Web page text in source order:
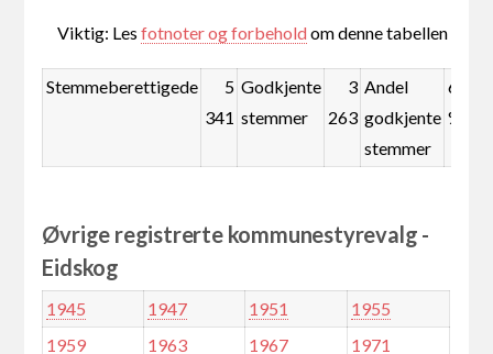
Viktig: Lesfotnoter og forbeholdom denne tabellen
Stemmeberettigede
5
341
Godkjente
stemmer
3
263
Andel
godkjente
stemmer
61,1
%
Øvrige registrerte kommunestyrevalg -
Eidskog
1945 1947 1951
1955
1959
1963 1967
1971